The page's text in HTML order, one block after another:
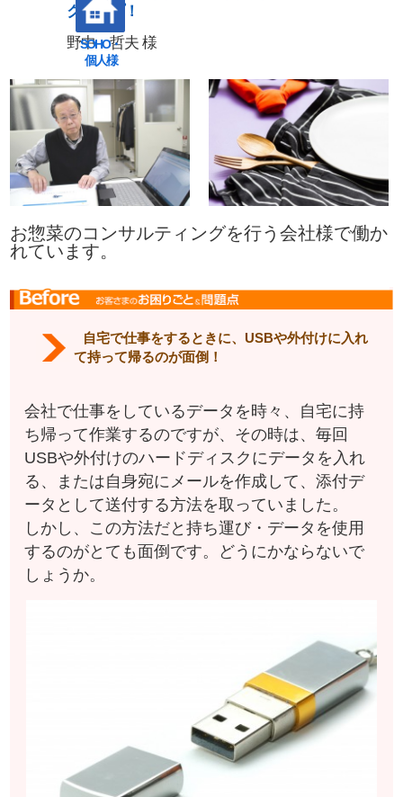
SOHO・
個人様
クアップ！
野中 哲夫 様
お惣菜のコンサルティングを行う会社様で働か
れています。
自宅で仕事をするときに、USBや外付けに入れ
て持って帰るのが面倒！
会社で仕事をしているデータを時々、自宅に持
ち帰って作業するのですが、その時は、毎回
USBや外付けのハードディスクにデータを入れ
る、または自身宛にメールを作成して、添付デ
ータとして送付する方法を取っていました。
しかし、この方法だと持ち運び・データを使用
するのがとても面倒です。どうにかならないで
しょうか。